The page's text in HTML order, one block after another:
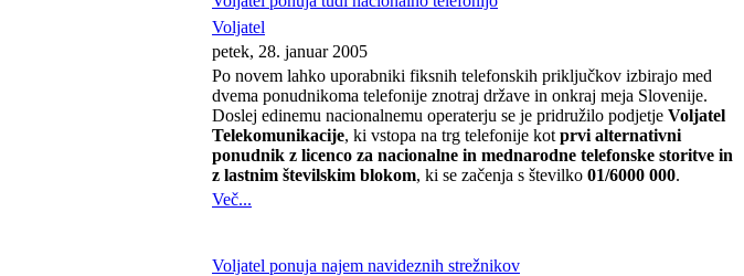
Voljatel
petek, 28. januar 2005
Po novem lahko uporabniki fiksnih telefonskih priključkov izbirajo med
dvema ponudnikoma telefonije znotraj države in onkraj meja Slovenije.
Doslej edinemu nacionalnemu operaterju se je pridružilo podjetje Voljatel
Telekomunikacije, ki vstopa na trg telefonije kot prvi alternativni
ponudnik z licenco za nacionalne in mednarodne telefonske storitve in
z lastnim številskim blokom, ki se začenja s številko 01/6000 000.
Več...
Voljatel ponuja najem navideznih strežnikov